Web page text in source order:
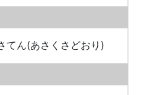
てん(あさくさどおり)